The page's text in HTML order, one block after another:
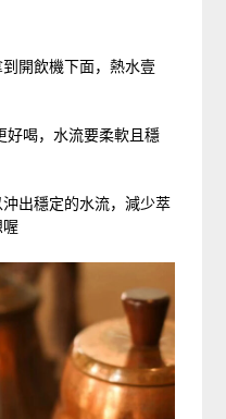
開飲機下面，熱水壹
喝，水流要柔軟且穩
出穩定的水流，減少萃
喔